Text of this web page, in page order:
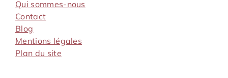
Qui sommes-nous
Contact
Blog
Mentions légales
Plan du site